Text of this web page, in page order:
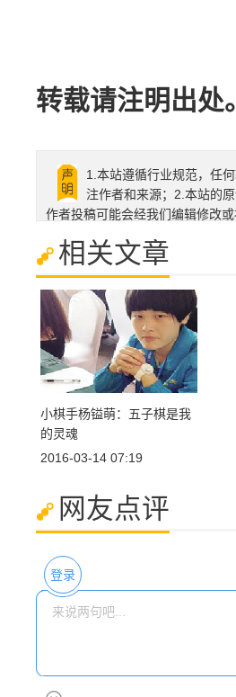
转载请注明出处。
1.本站遵循行业规范，任
注作者和来源；2.本站的
作者投稿可能会经我们编辑修改或
相关文章
小棋手杨镒萌：五子棋是我
的灵魂
2016-03-14 07:19
网友点评
登录